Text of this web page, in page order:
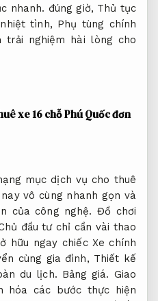
nhanh. đúng giờ, Thủ tục
tình, Phụ tùng chính
trải nghiệm hài lòng cho
xe 16 chỗ Phú Quốc đơn
mục dịch vụ cho thuê
vô cùng nhanh gọn và
của công nghệ. Đồ chơi
đầu tư chỉ cần vài thao
hữu ngay chiếc Xe chính
cùng gia đình, Thiết kế
du lịch. Bảng giá. Giao
hóa các bước thực hiện